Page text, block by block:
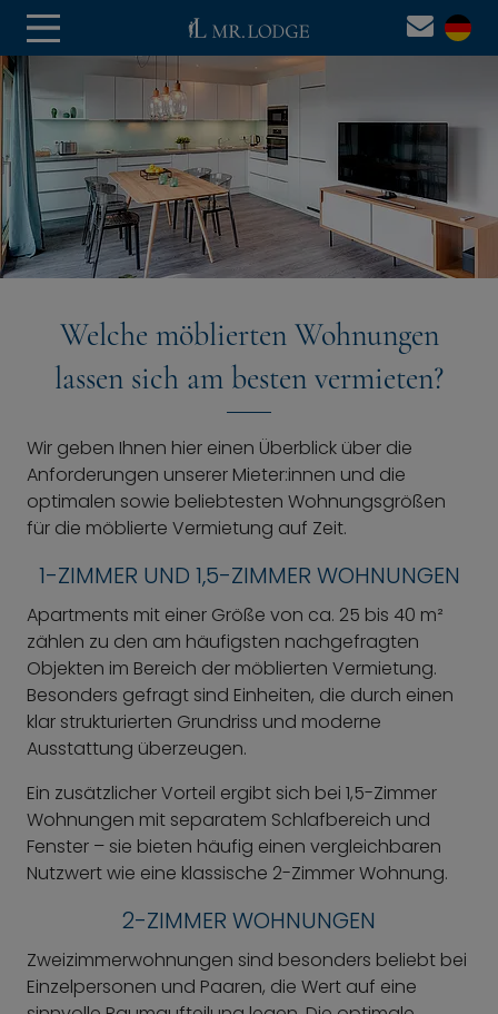
Welche möblierten Wohnungen
lassen sich am besten vermieten?
Wir geben Ihnen hier einen Überblick über die
Anforderungen unserer Mieter:innen und die
optimalen sowie beliebtesten Wohnungsgrößen
für die möblierte Vermietung auf Zeit.
1-ZIMMER UND 1,5-ZIMMER WOHNUNGEN
Apartments mit einer Größe von ca. 25 bis 40 m²
zählen zu den am häufigsten nachgefragten
Objekten im Bereich der möblierten Vermietung.
Besonders gefragt sind Einheiten, die durch einen
klar strukturierten Grundriss und moderne
Ausstattung überzeugen.
Ein zusätzlicher Vorteil ergibt sich bei 1,5-Zimmer
Wohnungen mit separatem Schlafbereich und
Fenster – sie bieten häufig einen vergleichbaren
Nutzwert wie eine klassische 2-Zimmer Wohnung.
2-ZIMMER WOHNUNGEN
Zweizimmerwohnungen sind besonders beliebt bei
Einzelpersonen und Paaren, die Wert auf eine